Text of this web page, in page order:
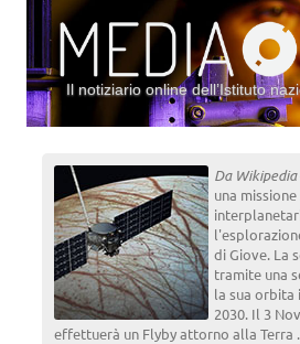
Il notiziario online dell’Istituto
Da Wikipedia
una
di Giove. La
tramite una
la sua orbita
2030. Il 3
effettuerà un Flyby attorno alla Terra .